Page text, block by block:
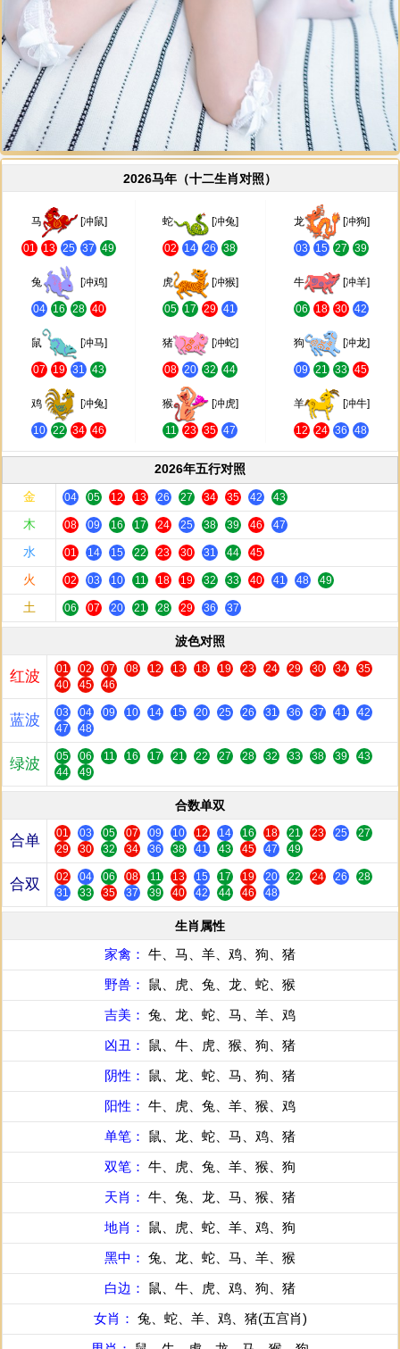
2026马年（十二生肖对照）
马 [冲鼠]
01 13 25 37 49
蛇 [冲兔]
02 14 26 38
龙 [冲狗]
03 15 27 39
兔 [冲鸡]
04 16 28 40
虎 [冲猴]
05 17 29 41
牛 [冲羊]
06 18 30 42
鼠 [冲马]
07 19 31 43
猪 [冲蛇]
08 20 32 44
狗 [冲龙]
09 21 33 45
鸡 [冲兔]
10 22 34 46
猴 [冲虎]
11 23 35 47
羊 [冲牛]
12 24 36 48
2026年五行对照
金
04 05 12 13 26 27 34 35 42 43
木 08 09 16 17 24 25 38 39 46 47
水 01 14 15 22 23 30 31 44 45
火 02 03 10 11 18 19 32 33 40 41 48 49
土 06 07 20 21 28 29 36 37
波色对照
红波 01 02 07 08 12 13 18 19 23 24 29 30 34
35
40
45 46
蓝波 03 04 09 10 14 15 20 25 26 31 36 37 41
42
47
48
绿波 05 06 11 16 17 21 22 27 28 32 33 38 39
43
44
49
合数单双
合单 01 03 05 07 09 10 12 14 16 18 21 23 25
27
29
30 32 34 36 38 41 43 45 47 49
合双 02 04 06 08 11 13 15 17 19 20 22 24 26
28
31
33 35 37 39 40 42 44 46 48
生肖属性
家禽： 牛、马、羊、鸡、狗、猪
野兽： 鼠、虎、兔、龙、蛇、猴
吉美： 兔、龙、蛇、马、羊、鸡
凶丑： 鼠、牛、虎、猴、狗、猪
阴性： 鼠、龙、蛇、马、狗、猪
阳性： 牛、虎、兔、羊、猴、鸡
单笔： 鼠、龙、蛇、马、鸡、猪
双笔： 牛、虎、兔、羊、猴、狗
天肖： 牛、兔、龙、马、猴、猪
地肖： 鼠、虎、蛇、羊、鸡、狗
黑中： 兔、龙、蛇、马、羊、猴
白边： 鼠、牛、虎、鸡、狗、猪
女肖： 兔、蛇、羊、鸡、猪(五宫肖)